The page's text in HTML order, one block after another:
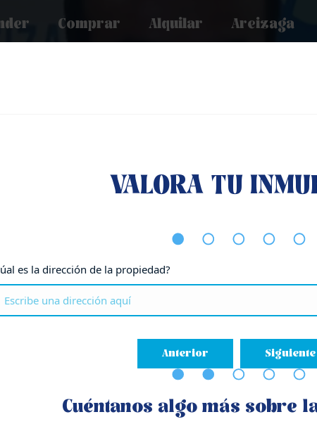
Comprar Alquilar Areizaga
demanda de
Navarra
significado un incremento en la demanda de Residencial y
VALORA TU
es la dirección de la propiedad?
Anterior Siguiente
Cuéntanos algo más sobre